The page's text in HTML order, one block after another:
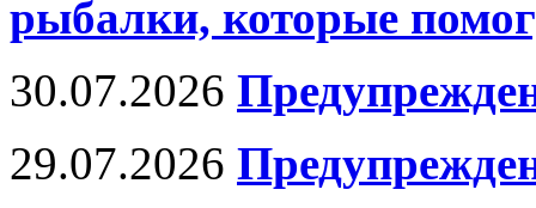
рыбалки, которые
30.07.2026
29.07.2026